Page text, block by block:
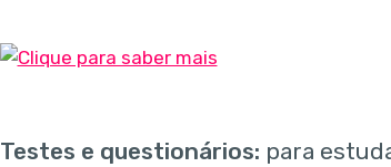
Testes e questionários: para